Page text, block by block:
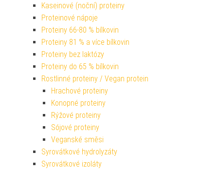
Kaseinové (noční) proteiny
Proteinové nápoje
Proteiny 66-80 % bílkovin
Proteiny 81 % a více bílkovin
Proteiny bez laktózy
Proteiny do 65 % bílkovin
Rostlinné proteiny / Vegan protein
Hrachové proteiny
Konopné proteiny
Rýžové proteiny
Sójové proteiny
Veganské směsi
Syrovátkové hydrolyzáty
Syrovátkové izoláty